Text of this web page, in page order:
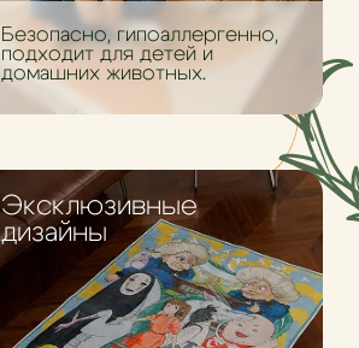
Безопасно, гипоаллергенно,
подходит для детей и
домашних животных.
Эксклюзивные
дизайны